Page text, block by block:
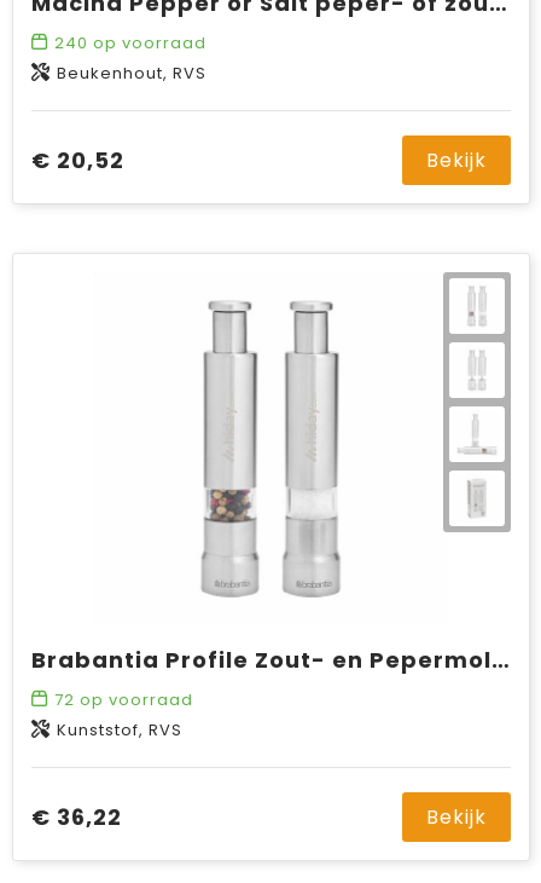
240 op voorraad
Beukenhout, RVS
€ 20,52 Bekijk
Brabantia Profile Zout- en Pepermolen
72 op voorraad
Kunststof, RVS
€ 36,22 Bekijk